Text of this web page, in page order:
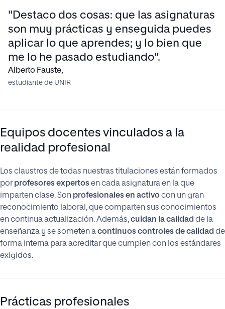
"Destaco dos cosas: que las asignaturas
son muy prácticas y enseguida puedes
aplicar lo que aprendes; y lo bien que
me lo he pasado estudiando".
Alberto Fauste,
estudiante de UNIR
Equipos docentes vinculados a la
realidad profesional
Los claustros de todas nuestras titulaciones están formados
porprofesores expertosen cada asignatura en la que
imparten clase. Son profesionales en activocon un gran
reconocimiento laboral, que comparten sus conocimientos
en continua actualización. Además,cuidan la calidad de la
enseñanza y se someten acontinuos controles de calidad de
forma interna para acreditar que cumplen con los estándares
exigidos.
Prácticas profesionales